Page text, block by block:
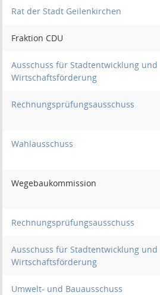
Rat der Stadt Geilenkirchen
Fraktion CDU
Ausschuss für Stadtentwicklung und
Wirtschaftsförderung
Rechnungsprüfungsausschuss
Wahlausschuss
Wegebaukommission
Rechnungsprüfungsausschuss
Ausschuss für Stadtentwicklung und
Wirtschaftsförderung
Umwelt- und Bauausschuss